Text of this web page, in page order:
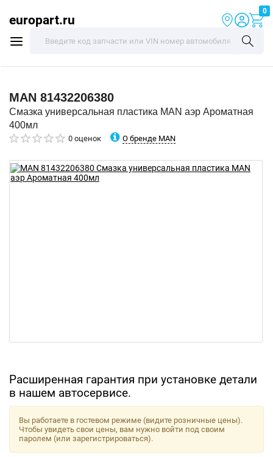
europart.ru
0
MAN 81432206380
Смазка универсальная пластика MAN аэр Ароматная
400мл
0 оценок О бренде MAN
Расширенная гарантия при установке детали
в нашем автосервисе.
Вы работаете в гостевом режиме (видите розничные цены).
Чтобы увидеть свои цены, вам нужно войти под своим
паролем (или зарегистрироваться).